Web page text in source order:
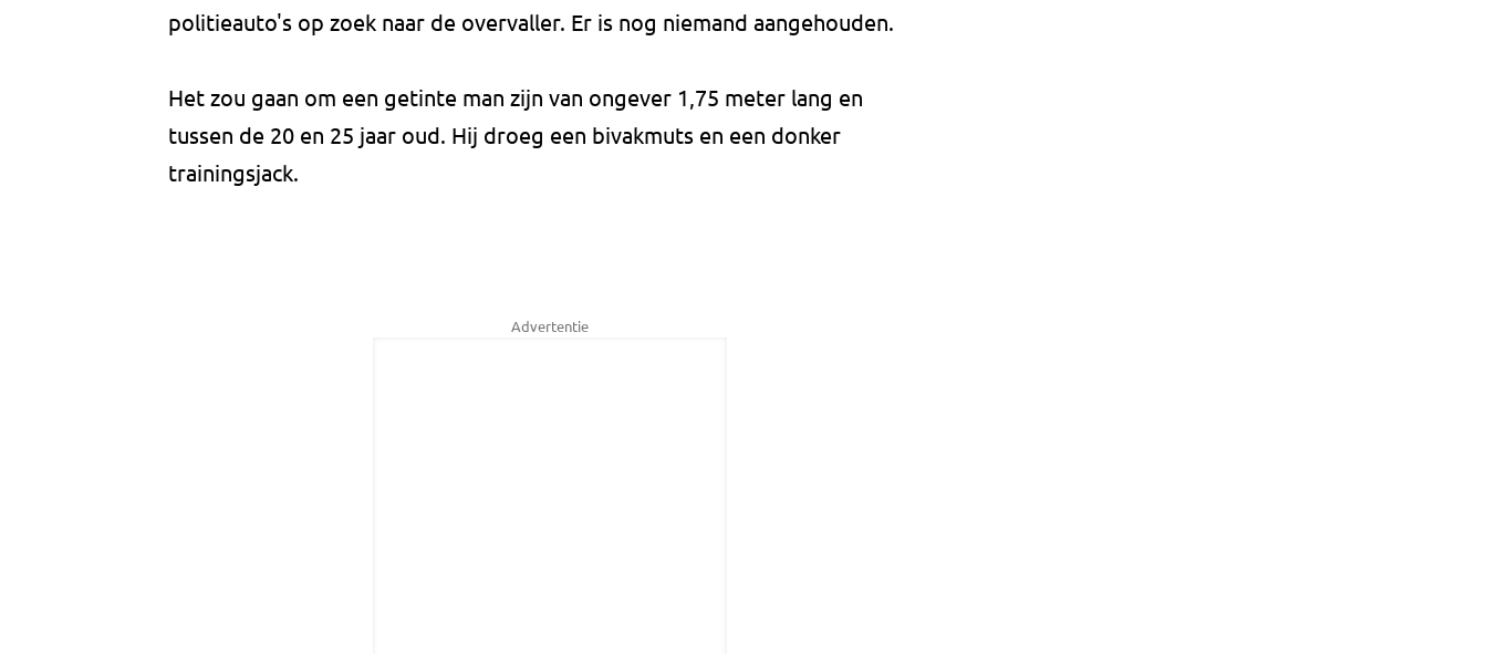
politieauto's op zoek naar de overvaller. Er is nog niemand aangehouden.
Het zou gaan om een getinte man zijn van ongever 1,75 meter lang en
tussen de 20 en 25 jaar oud. Hij droeg een bivakmuts en een donker
trainingsjack.
Advertentie